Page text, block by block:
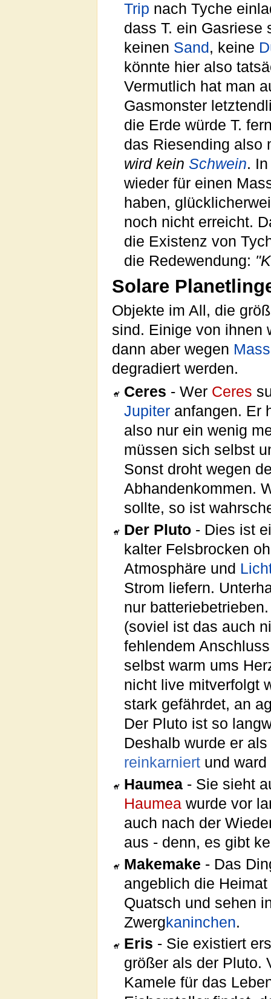
Trip nach Tyche
dass T. ein
keinen Sand , keine
könnte hier also
Vermutlich hat man
Gasmonster
die Erde würde T.
das Riesending also
wird keinSchwein.
wieder für einen
haben,
noch nicht erreicht.
die Existenz von
die Redewendung:
Solare
Objekte im All, die
sind. Einige von ihnen
dann aber wegen
degradiert werden.
Ceres - Wer Ceres
Jupiter anfangen. Er
also nur ein wenig
müssen sich selbst
Sonst droht wegen
Abhandenkommen.
sollte, so ist
Der Pluto - Dies ist
kalter Felsbrocken
Atmosphäre und
Strom liefern.
nur
(soviel ist das auch
fehlendem
selbst warm ums
nicht live mitverfolgt
stark gefährdet, an
Der Pluto ist so
Deshalb wurde er
reinkarniert und
Haumea - Sie sieht
Haumea wurde vor
auch nach der
aus - denn, es gibt
Makemake - Das
angeblich die
Quatsch und sehen
Zwergkaninchen.
Eris - Sie existiert
größer als der Pluto.
Kamele für das